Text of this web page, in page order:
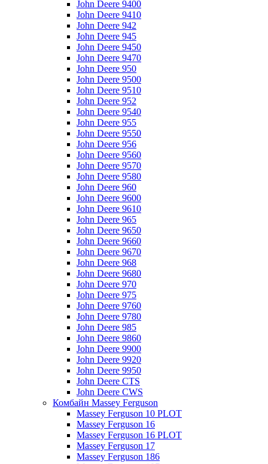
John Deere 9400
John Deere 9410
John Deere 942
John Deere 945
John Deere 9450
John Deere 9470
John Deere 950
John Deere 9500
John Deere 9510
John Deere 952
John Deere 9540
John Deere 955
John Deere 9550
John Deere 956
John Deere 9560
John Deere 9570
John Deere 9580
John Deere 960
John Deere 9600
John Deere 9610
John Deere 965
John Deere 9650
John Deere 9660
John Deere 9670
John Deere 968
John Deere 9680
John Deere 970
John Deere 975
John Deere 9760
John Deere 9780
John Deere 985
John Deere 9860
John Deere 9900
John Deere 9920
John Deere 9950
John Deere CTS
John Deere CWS
Комбайн Massey Ferguson
Massey Ferguson 10 PLOT
Massey Ferguson 16
Massey Ferguson 16 PLOT
Massey Ferguson 17
Massey Ferguson 186